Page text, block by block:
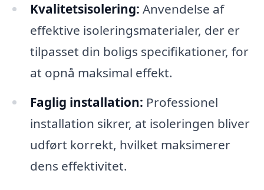
Kvalitetsisolering: Anvendelse af
effektive isoleringsmaterialer, der er
tilpasset din boligs specifikationer, for
at opnå maksimal effekt.
Faglig installation: Professionel
installation sikrer, at isoleringen bliver
udført korrekt, hvilket maksimerer
dens effektivitet.